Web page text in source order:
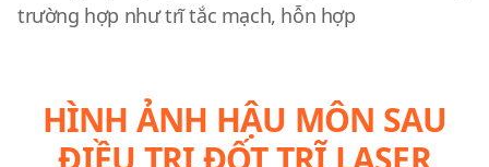
trường hợp như trĩ tắc mạch, hỗn hợp
HÌNH ẢNH HẬU MÔN SAU